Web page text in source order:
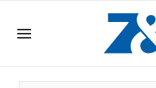
DE
NL